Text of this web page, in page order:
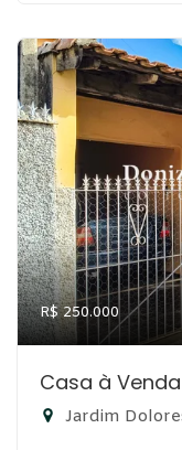
R$ 250.000
Casa à
Jardim